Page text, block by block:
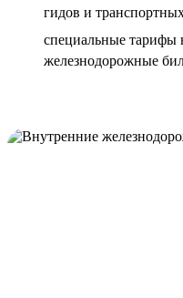
гидов и
специальные тарифы
железнодорожные